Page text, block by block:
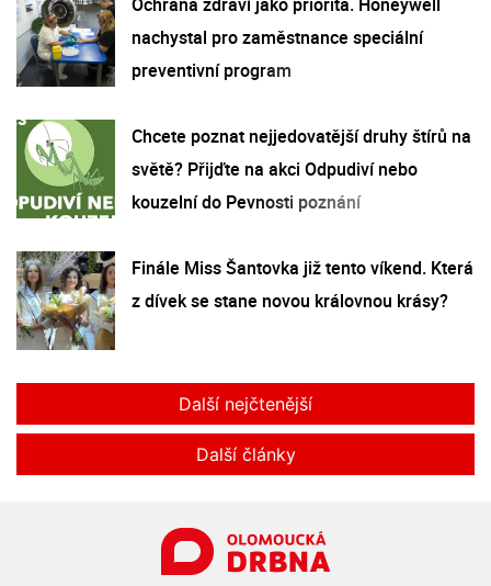
nachystal pro zaměstnance speciální
preventivní program
Chcete poznat nejjedovatější druhy štírů na
světě? Přijďte na akci Odpudiví nebo
kouzelní do Pevnosti poznání
Finále Miss Šantovka již tento víkend. Která
z dívek se stane novou královnou krásy?
Další nejčtenější
Další články